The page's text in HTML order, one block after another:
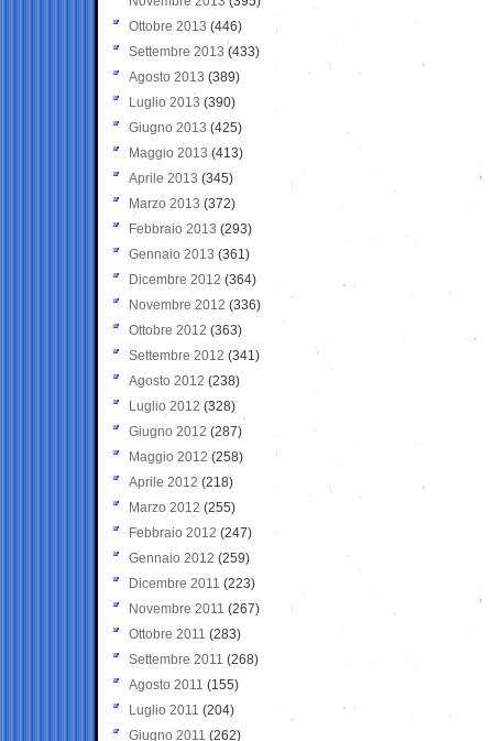
Ottobre 2013 (446)
Settembre 2013 (433)
Agosto 2013 (389)
Luglio 2013 (390)
Giugno 2013 (425)
Maggio 2013 (413)
Aprile 2013 (345)
Marzo 2013 (372)
Febbraio 2013 (293)
Gennaio 2013 (361)
Dicembre 2012 (364)
Novembre 2012 (336)
Ottobre 2012 (363)
Settembre 2012 (341)
Agosto 2012 (238)
Luglio 2012 (328)
Giugno 2012 (287)
Maggio 2012 (258)
Aprile 2012 (218)
Marzo 2012 (255)
Febbraio 2012 (247)
Gennaio 2012 (259)
Dicembre 2011 (223)
Novembre 2011 (267)
Ottobre 2011 (283)
Settembre 2011 (268)
Agosto 2011 (155)
Luglio 2011 (204)
Giugno 2011 (262)